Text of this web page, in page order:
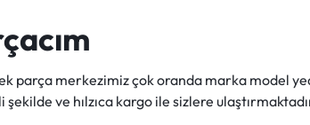
parça merkezimiz çok oranda marka model
ve hılzıca kargo ile sizlere